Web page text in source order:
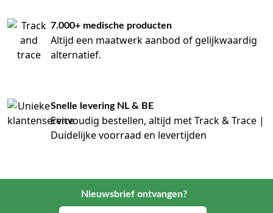
7.000+ medische producten
Altijd een maatwerk aanbod of gelijkwaardig
alternatief.
Snelle levering NL & BE
Eenvoudig bestellen, altijd met Track & Trace |
Duidelijke voorraad en levertijden
Nieuwsbrief ontvangen?